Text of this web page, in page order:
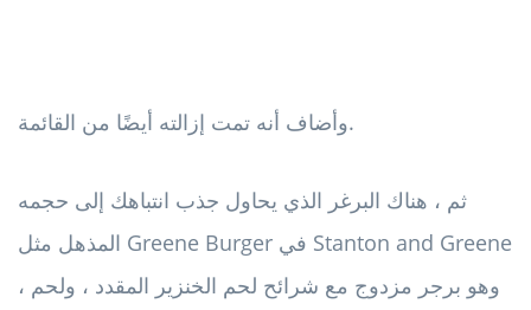
وأضاف أنه تمت إزالته أيضًا من القائمة.
ثم ، هناك البرغر الذي يحاول جذب انتباهك إلى حجمه
المذهل مثل Greene Burger في Stanton and Greene
، وهو برجر مزدوج مع شرائح لحم الخنزير المقدد ، ولحم